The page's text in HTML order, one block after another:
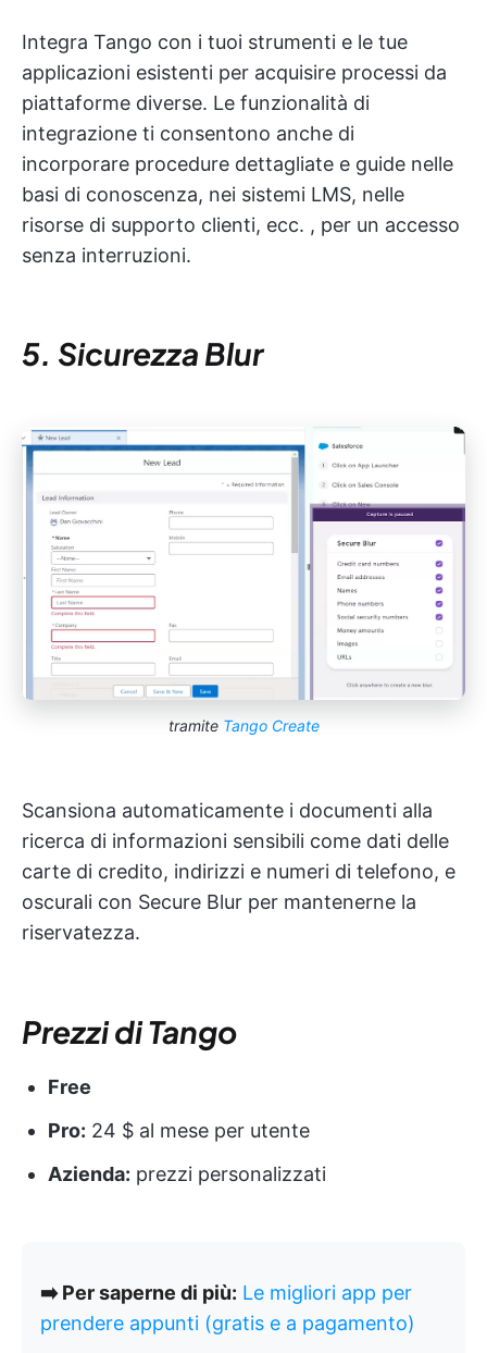
Integra Tango con i tuoi strumenti e le tue
applicazioni esistenti per acquisire processi da
piattaforme diverse. Le funzionalità di
integrazione ti consentono anche di
incorporare procedure dettagliate e guide nelle
basi di conoscenza, nei sistemi LMS, nelle
risorse di supporto clienti, ecc. , per un accesso
senza interruzioni.
5. Sicurezza Blur
tramite Tango Create
Scansiona automaticamente i documenti alla
ricerca di informazioni sensibili come dati delle
carte di credito, indirizzi e numeri di telefono, e
oscurali con Secure Blur per mantenerne la
riservatezza.
Prezzi di Tango
Free
Pro: 24 $ al mese per utente
Azienda: prezzi personalizzati
➡️ Per saperne di più: Le migliori app per
prendere appunti (gratis e a pagamento)